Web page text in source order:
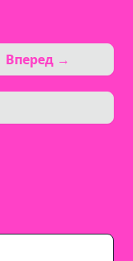
Вперед →